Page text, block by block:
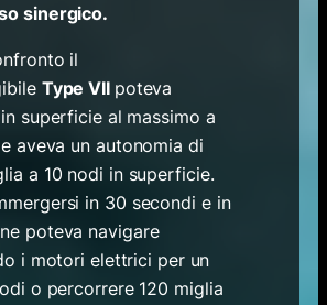
sinergico.
il
Type VII poteva
superficie al massimo a
e aveva un autonomia di
a 10 nodi in superficie.
in 30 secondi e in
poteva navigare
i motori elettrici per un
o percorrere 120 miglia